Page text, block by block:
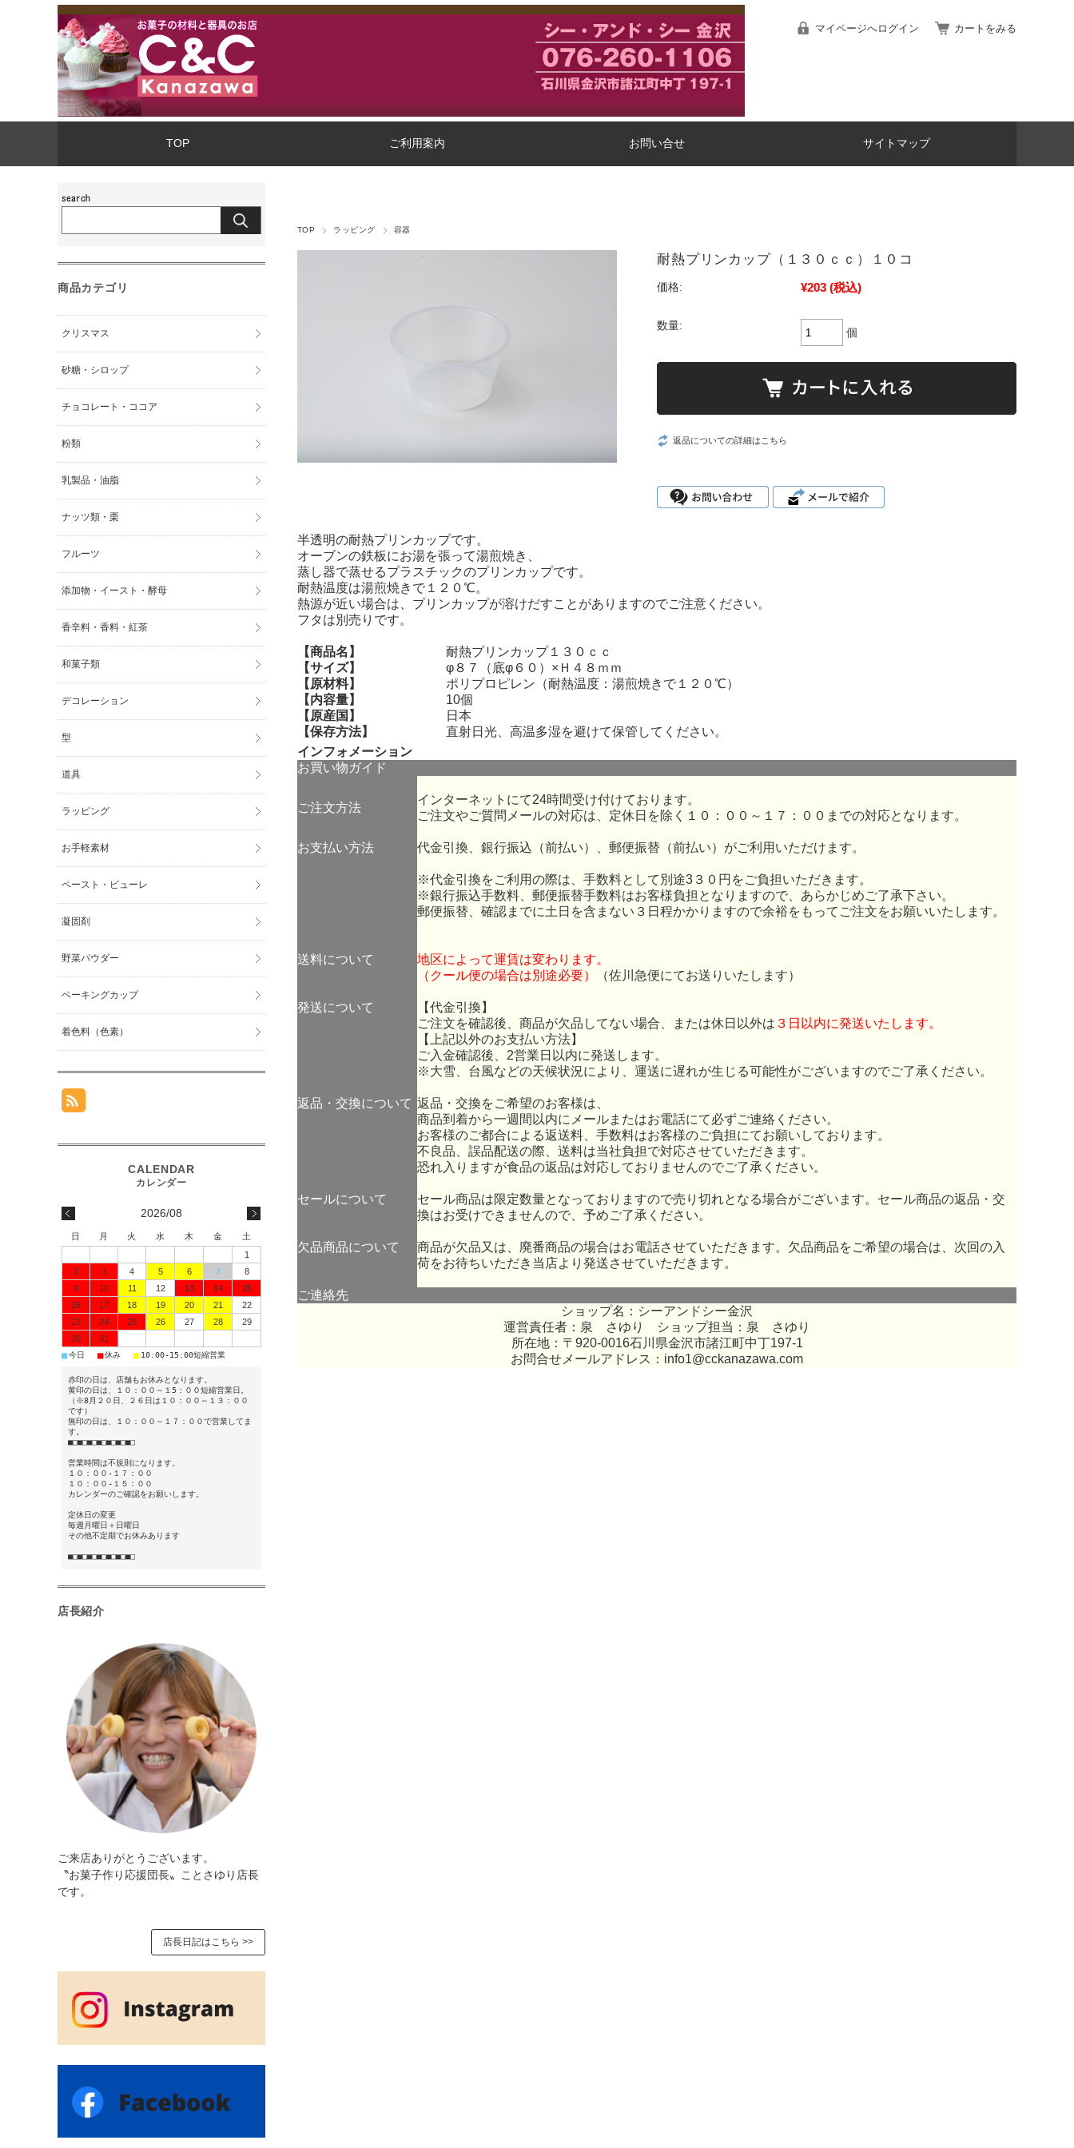
マイページへログイン カートをみる
TOP ご利用案内 お問い合せ サイトマップ
TOP ラッピング 容器
耐熱プリンカップ（１３０ｃｃ）１０コ
価格: ¥203 (税込)
数量:
個
返品についての詳細はこちら
半透明の耐熱プリンカップです。
オーブンの鉄板にお湯を張って湯煎焼き、
蒸し器で蒸せるプラスチックのプリンカップです。
耐熱温度は湯煎焼きで１２０℃。
熱源が近い場合は、プリンカップが溶けだすことがありますのでご注意ください。
フタは別売りです。
【商品名】
耐熱プリンカップ１３０ｃｃ
【サイズ】
φ８７（底φ６０）×Ｈ４８ｍｍ
【原材料】
ポリプロピレン（耐熱温度：湯煎焼きで１２０℃）
【内容量】
10個
【原産国】
日本
【保存方法】
直射日光、高温多湿を避けて保管してください。
インフォメーション
お買い物ガイド
ご注文方法
インターネットにて24時間受け付けております。
ご注文やご質問メールの対応は、定休日を除く１０：００～１７：００までの対応となります。
お支払い方法 代金引換、銀行振込（前払い）、郵便振替（前払い）がご利用いただけます。
※代金引換をご利用の際は、手数料として別途3３０円をご負担いただきます。
※銀行振込手数料、郵便振替手数料はお客様負担となりますので、あらかじめご了承下さい。
郵便振替、確認までに土日を含まない３日程かかりますので余裕をもってご注文をお願いいたします。
送料について
地区によって運賃は変わります。
（クール便の場合は別途必要）
（佐川急便にてお送りいたします）
発送について
【代金引換】
ご注文を確認後、商品が欠品してない場合、または休日以外は ３日以内に発送いたします。
【上記以外のお支払い方法】
ご入金確認後、2営業日以内に発送します。
※大雪、台風などの天候状況により、運送に遅れが生じる可能性がございますのでご了承ください。
返品・交換について 返品・交換をご希望のお客様は、
商品到着から一週間以内にメールまたはお電話にて必ずご連絡ください。
お客様のご都合による返送料、手数料はお客様のご負担にてお願いしております。
不良品、誤品配送の際、送料は当社負担で対応させていただきます。
恐れ入りますが食品の返品は対応しておりませんのでご了承ください。
セールについて
セール商品は限定数量となっておりますので売り切れとなる場合がございます。セール商品の返品・交
換はお受けできませんので、予めご了承ください。
欠品商品について
商品が欠品又は、廃番商品の場合はお電話させていただきます。欠品商品をご希望の場合は、次回の入
荷をお待ちいただき当店より発送させていただきます。
ご連絡先
ショップ名：シーアンドシー金沢
運営責任者：泉 さゆり ショップ担当：泉 さゆり
所在地：〒920-0016石川県金沢市諸江町中丁197-1
お問合せメールアドレス： info1@cckanazawa.com
商品カテゴリ
クリスマス
砂糖・シロップ
チョコレート・ココア
粉類
乳製品・油脂
ナッツ類・栗
フルーツ
添加物・イースト・酵母
香辛料・香料・紅茶
和菓子類
デコレーション
型
道具
ラッピング
お手軽素材
ペースト・ピューレ
凝固剤
野菜パウダー
ベーキングカップ
着色料（色素）
2026/08
日 月 火 水 木 金
土
1
2
3 4 5 6 7
8
9
10 11 12 13 14
15
16
17 18 19 20 21
22
23
24 25 26 27 28
29
30
31
■今日 ■休み ■ 10:00-15:00短縮営業
赤印の日は、店舗もお休みとなります。
黄印の日は、１０：００～１5：００短縮営業日。
（※8月２０日、２６日は１０：００～１３：００
です）
無印の日は、１０：００～１７：００で営業してま
す。
■□■□■□■□■□■□■□
営業時間は不規則になります。
１０：００-１７：００
１０：００-１５：００
カレンダーのご確認をお願いします。
定休日の変更
毎週月曜日＋日曜日
その他不定期でお休みあります
■□■□■□■□■□■□■□
店長紹介
ご来店ありがとうございます。
〝お菓子作り応援団長〟ことさゆり店長
です。
店長日記はこちら >>